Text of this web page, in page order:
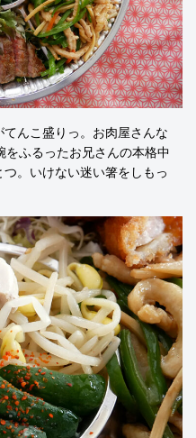
んこ盛りっ。お肉屋さんな
ふるったお兄さんの本格中
。いけない迷い箸をしもっ